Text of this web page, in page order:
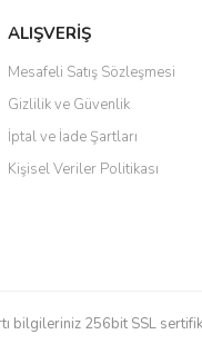
ALIŞVERİŞ
Mesafeli Satış Sözleşmesi
Gizlilik ve Güvenlik
İptal ve İade Şartları
Kişisel Veriler Politikası
bilgileriniz 256bit SSL